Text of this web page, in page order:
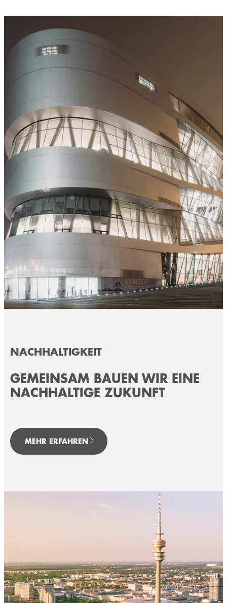
NACHHALTIGKEIT
GEMEINSAM BAUEN WIR EINE
NACHHALTIGE ZUKUNFT
MEHR ERFAHREN